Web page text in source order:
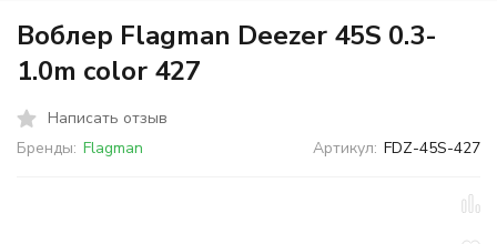
Воблер Flagman Deezer 45S 0.3-
1.0m color 427
Написать отзыв
Бренды: Flagman Артикул: FDZ-45S-427